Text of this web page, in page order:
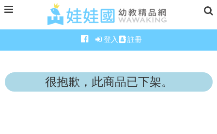
登入 註冊
很抱歉，此商品已下架。